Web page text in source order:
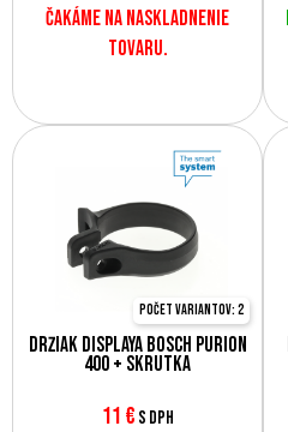
Čakáme na naskladnenie
tovaru.
Držiak displaya Bosch Purion
400 + skrutka
Počet variantov: 2
11 € s DPH